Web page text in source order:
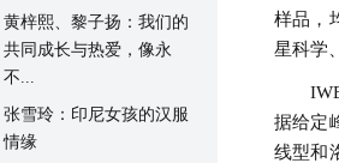
黄梓熙、黎子扬：我们的
共同成长与热爱，像永
不...
张雪玲：印尼女孩的汉服
情缘
样品，
星科学
据给定
线型和